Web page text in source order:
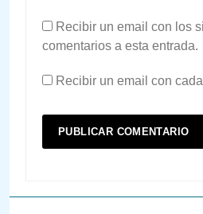
Recibir un email con los
comentarios a esta entrada.
Recibir un email con